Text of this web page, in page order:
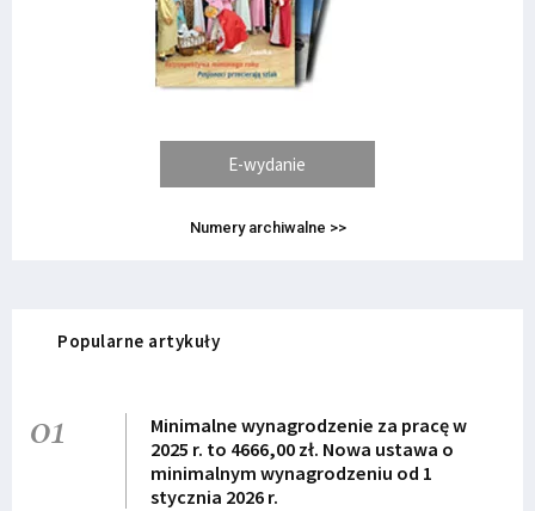
E-wydanie
Numery archiwalne >>
Popularne artykuły
01
Minimalne wynagrodzenie za pracę w
2025 r. to 4666,00 zł. Nowa ustawa o
minimalnym wynagrodzeniu od 1
stycznia 2026 r.